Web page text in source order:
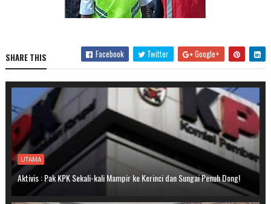
SHARE THIS Facebook Twitter Google+
UTAMA
Aktivis : Pak KPK Sekali-kali Mampir ke Kerinci dan Sungai Penuh Dong!